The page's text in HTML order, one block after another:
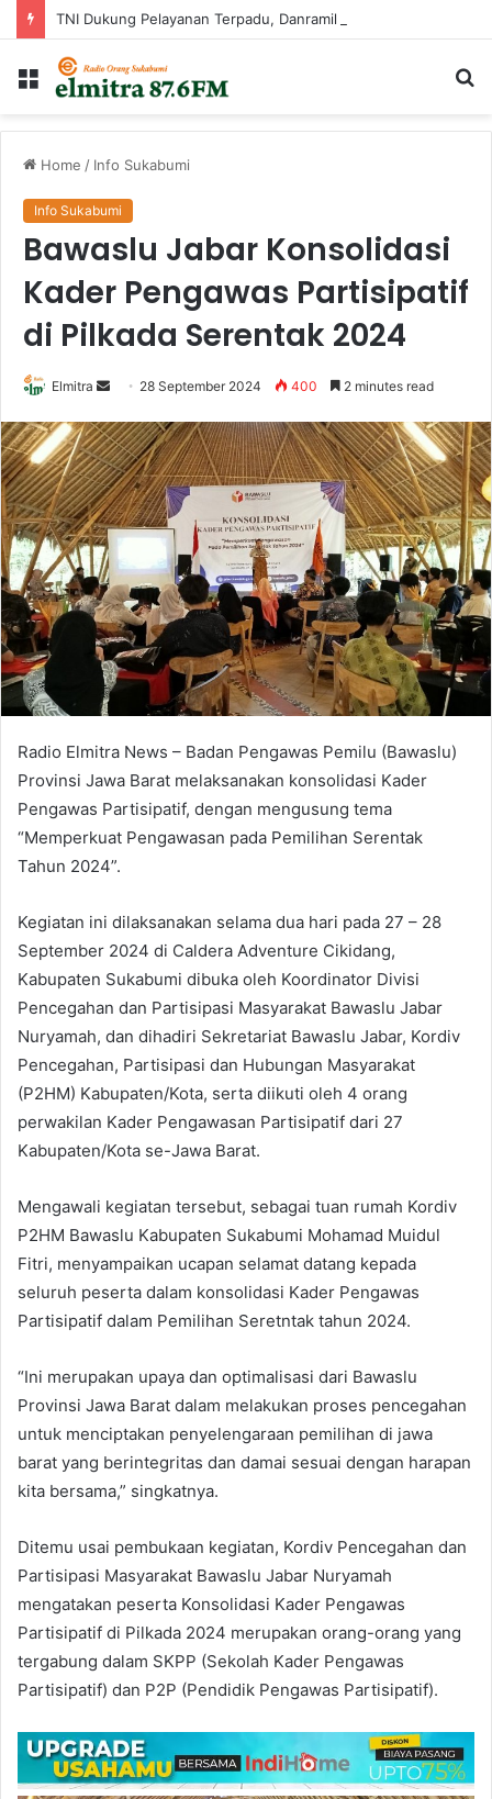
Menu
Home / Info Sukabumi
Info Sukabumi
Bawaslu Jabar Konsolidasi
Kader Pengawas Partisipatif
di Pilkada Serentak 2024
Elmitra
Send
email
28 September 2024 400 2 minutes read
Radio Elmitra News – Badan Pengawas Pemilu (Bawaslu)
Provinsi Jawa Barat melaksanakan konsolidasi Kader
Pengawas Partisipatif, dengan mengusung tema
“Memperkuat Pengawasan pada Pemilihan Serentak
Tahun 2024”.
Kegiatan ini dilaksanakan selama dua hari pada 27 – 28
September 2024 di Caldera Adventure Cikidang,
Kabupaten Sukabumi dibuka oleh Koordinator Divisi
Pencegahan dan Partisipasi Masyarakat Bawaslu Jabar
Nuryamah, dan dihadiri Sekretariat Bawaslu Jabar, Kordiv
Pencegahan, Partisipasi dan Hubungan Masyarakat
(P2HM) Kabupaten/Kota, serta diikuti oleh 4 orang
perwakilan Kader Pengawasan Partisipatif dari 27
Kabupaten/Kota se-Jawa Barat.
Mengawali kegiatan tersebut, sebagai tuan rumah Kordiv
P2HM Bawaslu Kabupaten Sukabumi Mohamad Muidul
Fitri, menyampaikan ucapan selamat datang kepada
seluruh peserta dalam konsolidasi Kader Pengawas
Partisipatif dalam Pemilihan Seretntak tahun 2024.
“Ini merupakan upaya dan optimalisasi dari Bawaslu
Provinsi Jawa Barat dalam melakukan proses pencegahan
untuk menciptakan penyelengaraan pemilihan di jawa
barat yang berintegritas dan damai sesuai dengan harapan
kita bersama,” singkatnya.
Ditemu usai pembukaan kegiatan, Kordiv Pencegahan dan
Partisipasi Masyarakat Bawaslu Jabar Nuryamah
mengatakan peserta Konsolidasi Kader Pengawas
Partisipatif di Pilkada 2024 merupakan orang-orang yang
tergabung dalam SKPP (Sekolah Kader Pengawas
Partisipatif) dan P2P (Pendidik Pengawas Partisipatif).